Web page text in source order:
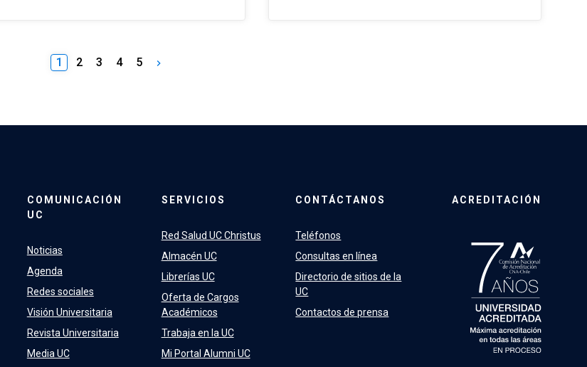
1 2 3 4 5 keyboard_arrow_right
COMUNICACIÓN
UC
Noticias
Agenda
Redes sociales
Visión Universitaria
Revista Universitaria
Media UC
SERVICIOS
Red Salud UC Christus
Almacén UC
Librerías UC
Oferta de Cargos
Académicos
Trabaja en la UC
Mi Portal Alumni UC
CONTÁCTANOS
Teléfonos
Consultas en línea
Directorio de sitios de la
UC
Contactos de prensa
ACREDITACIÓN